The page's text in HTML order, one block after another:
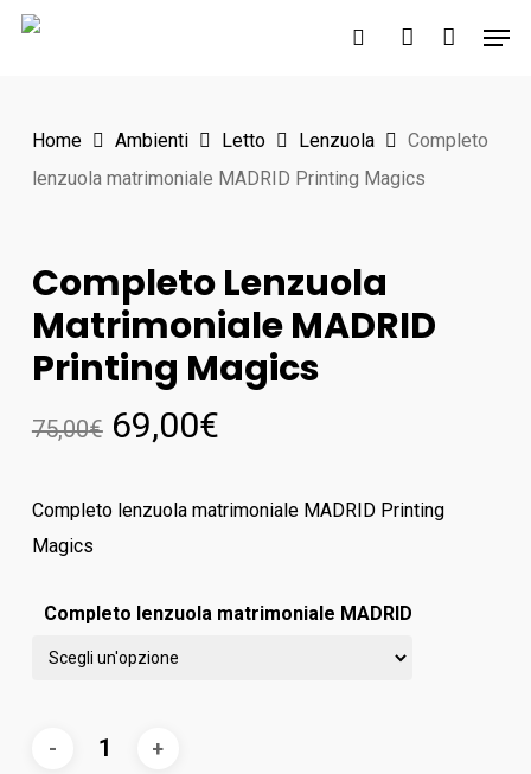
Skip
search account
Home Ambienti Letto Lenzuola
Completo
lenzuola matrimoniale MADRID Printing Magics
Completo Lenzuola
Matrimoniale MADRID
Printing Magics
75,00€ 69,00€
Completo lenzuola matrimoniale MADRID Printing
Magics
Completo lenzuola matrimoniale MADRID